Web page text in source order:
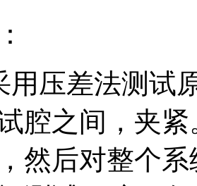
用压差法测试
腔之间，夹
然后对整个